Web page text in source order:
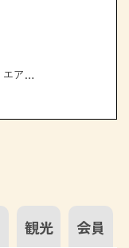
【お休みのお知らせ】テナント6店舗、エアコン取り換え工事について
観光 会員